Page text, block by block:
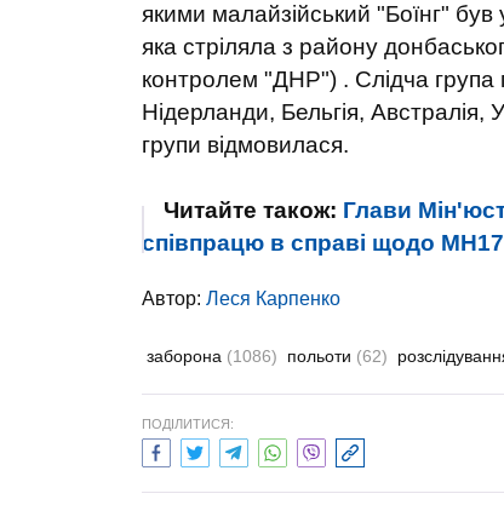
якими малайзійський "Боїнг"
яка стріляла з району
контролем "ДНР") . Слідча група
Нідерланди, Бельгія, Австралія,
групи відмовилася.
Читайте також: Глави
співпрацю в справі щодо МН17
Автор: Леся Карпенко
заборона (1086) польоти (62)
ПОДІЛИТИСЯ: